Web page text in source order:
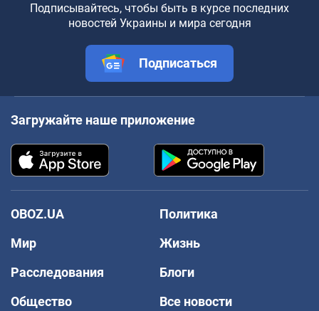
Подписывайтесь, чтобы быть в курсе последних
новостей Украины и мира сегодня
Подписаться
Загружайте наше приложение
OBOZ.UA
Политика
Мир
Жизнь
Расследования
Блоги
Общество
Все новости